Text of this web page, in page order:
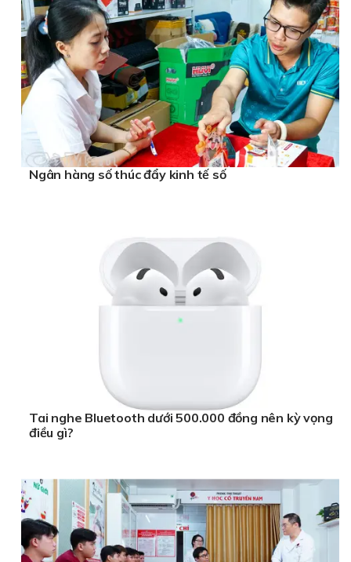
Ngân hàng số thúc đẩy kinh tế số
Tai nghe Bluetooth dưới 500.000 đồng nên kỳ vọng
điều gì?